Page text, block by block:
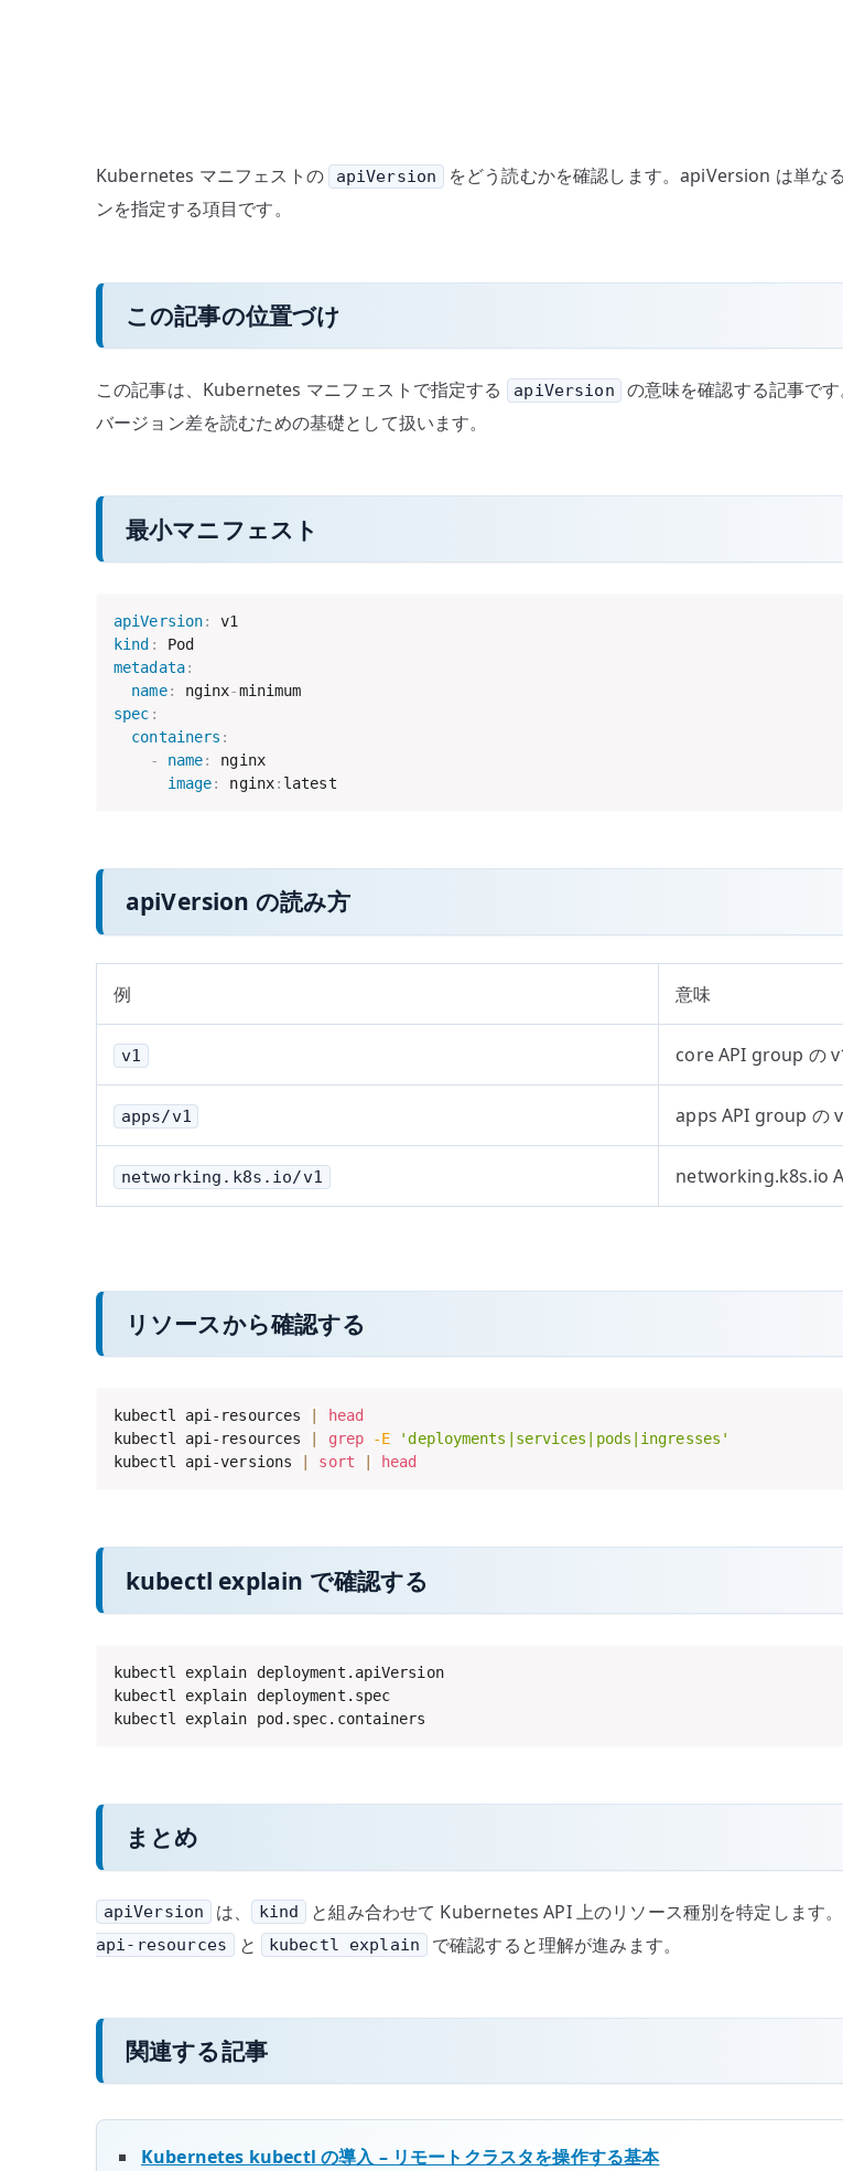
Kubernetes マニフェストの apiVersion
をどう読むかを確認します。apiVersion は単な
ンを指定する項目です。
この記事の位置づけ
この記事は、Kubernetes マニフェストで指定する apiVersion
の意味を確認する記事で
バージョン差を読むための基礎として扱います。
最小マニフェスト
apiVersion:
kind :
metadata:
name: nginx-
spec :
containers :
-
name:
nginx
image: nginx: latest
apiVersion の読み方
例 意味
v1 core API group の
apps/v1 apps API group の
networking.k8s.io/v1 networking.k8s.io
リソースから確認する
kubectl api-resources
head
kubectl api-resources
grep -E
'deployments|services|pods|ingresses'
kubectl api-versions
sort head
kubectl explain で確認する
kubectl explain deployment.apiVersion
kubectl explain deployment.spec
kubectl explain pod.spec.containers
まとめ
apiVersion は、 kind と組み合わせて Kubernetes API 上のリソース種別を特定します
api-resources
と kubectl explain で確認すると理解が進みます。
関連する記事
Kubernetes kubectl の導入 – リモートクラスタを操作する基本